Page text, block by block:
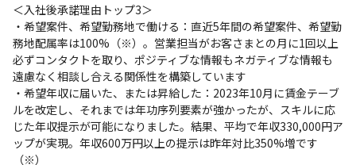
＜入社後承諾理由トップ3＞
・希望案件、希望勤務地で働ける：直近5年間の希望案件、希望勤
務地配属率は100%（※）。営業担当がお客さまとの月に1回以上
必ずコンタクトを取り、ポジティブな情報もネガティブな情報も
遠慮なく相談し合える関係性を構築しています
・希望年収に届いた、または昇給した：2023年10月に賃金テーブ
ルを改定し、それまでは年功序列要素が強かったが、スキルに応
じた年収提示が可能になりました。結果、平均で年収330,000円ア
ップが実現。年収600万円以上の提示は昨年対比350%増です
（※）